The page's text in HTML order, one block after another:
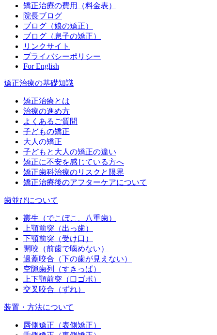
矯正治療の費用（料金表）
院長ブログ
ブログ（娘の矯正）
ブログ（息子の矯正）
リンクサイト
プライバシーポリシー
For English
矯正治療の基礎知識
矯正治療とは
治療の進め方
よくあるご質問
子どもの矯正
大人の矯正
子どもと大人の矯正の違い
矯正に不安を感じている方へ
矯正歯科治療のリスクと限界
矯正治療後のアフターケアについて
歯並びについて
叢生（でこぼこ、八重歯）
上顎前突（出っ歯）
下顎前突（受け口）
開咬（前歯で噛めない）
過蓋咬合（下の歯が見えない）
空隙歯列（すきっぱ）
上下顎前突（口ゴボ）
交叉咬合（ずれ）
装置・方法について
唇側矯正（表側矯正）